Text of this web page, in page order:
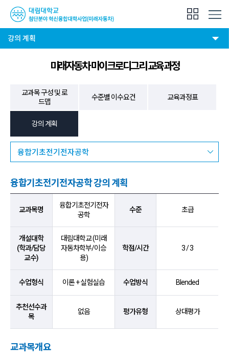
강의 계획
미래자동차 마이크로디그리 교육과정
교과목 구성 및 로
드맵
수준별 이수요건 교육과정표
강의 계획
융합기초전기전자공학
융합기초전기전자공학 강의 계획
교과목명
융합기초전기전자
공학
수준 초급
개설대학
(학과/담당
교수)
대림대학교 (미래
자동차학부/이승
용)
학점/시간 3 / 3
수업형식 이론 + 실험실습 수업방식 Blended
추천선수과
목
없음 평가유형 상대평가
교과목개요